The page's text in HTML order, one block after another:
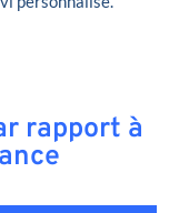
rapport à